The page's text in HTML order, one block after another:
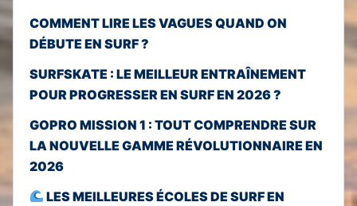
COMMENT LIRE LES VAGUES QUAND ON
DÉBUTE EN SURF ?
SURFSKATE : LE MEILLEUR ENTRAÎNEMENT
POUR PROGRESSER EN SURF EN 2026 ?
GOPRO MISSION 1 : TOUT COMPRENDRE SUR
LA NOUVELLE GAMME RÉVOLUTIONNAIRE EN
2026
LES MEILLEURES ÉCOLES DE SURF EN